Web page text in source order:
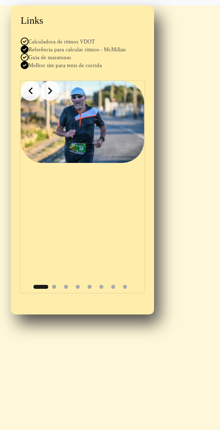
Links
Calculadora de ritmos VDOT
Referência para calcular ritmos - McMillan
Guia de maratonas
Melhor site para tenis de corrida